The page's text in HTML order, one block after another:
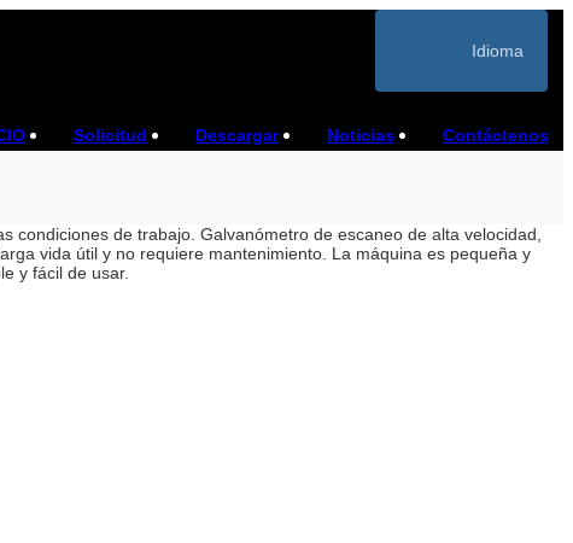
Idioma
Solicitud Descargar Noticias Contáctenos
de trabajo. Galvanómetro de escaneo de alta velocidad,
vida útil y no requiere mantenimiento. La máquina es pequeña y
y fácil de usar.